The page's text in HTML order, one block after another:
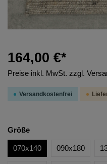
164,00 €*
Preise inkl. MwSt. zzgl.
Versandkostenfrei
Größe
070x140 090x180